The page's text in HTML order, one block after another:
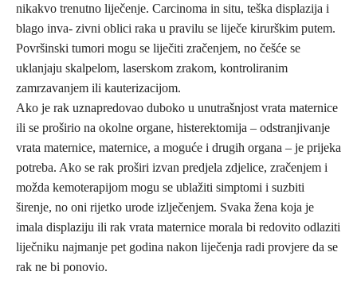
nikakvo trenutno liječenje. Carcinoma in situ, teška displazija i
blago inva- zivni oblici raka u pravilu se liječe kirurškim putem.
Površinski tumori mogu se liječiti zračenjem, no češće se
uklanjaju skalpelom, laserskom zrakom, kontroliranim
zamrzavanjem ili kauterizacijom.
Ako je rak uznapredovao duboko u unutrašnjost vrata maternice
ili se proširio na okolne organe, histerektomija – odstranjivanje
vrata maternice, maternice, a moguće i drugih organa – je prijeka
potreba. Ako se rak proširi izvan predjela zdjelice, zračenjem i
možda kemoterapijom mogu se ublažiti simptomi i suzbiti
širenje, no oni rijetko urode izlječenjem. Svaka žena koja je
imala displaziju ili rak vrata maternice morala bi redovito odlaziti
liječniku najmanje pet godina nakon liječenja radi provjere da se
rak ne bi ponovio.